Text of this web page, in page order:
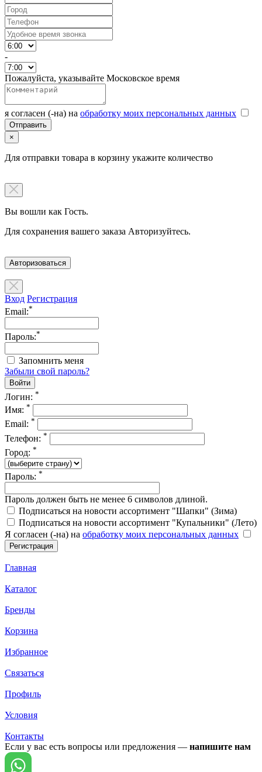
-
Пожалуйста, указывайте Московское время
я согласен (-на) на обработку моих персональных данных
×
Для отправки товара в корзину укажите количество
Вы вошли как Гость.
Для сохранения вашего заказа Авторизуйтесь.
Авторизоваться
Вход Регистрация
Email:*
Пароль:*
Запомнить меня
Забыли свой пароль?
Логин: *
Имя: *
Email: *
Телефон: *
Город: *
Пароль: *
Пароль должен быть не менее 6 символов длиной.
Подписаться на новости ассортимент "Шапки" (Зима)
Подписаться на новости ассортимент "Купальники" (Лето)
Я согласен (-на) на обработку моих персональных данных
Главная
Каталог
Бренды
Корзина
Избранное
Связаться
Профиль
Условия
Контакты
Если у вас есть вопросы или предложения — напишите нам